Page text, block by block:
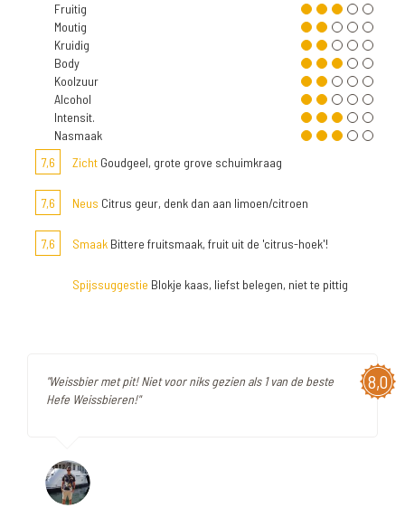
Fruitig
Moutig
Kruidig
Body
Koolzuur
Alcohol
Intensit.
Nasmaak
7,6
Zicht Goudgeel, grote grove schuimkraag
7,6 Neus Citrus geur, denk dan aan limoen/citroen
7,6 Smaak Bittere fruitsmaak, fruit uit de 'citrus-hoek'!
Spijssuggestie Blokje kaas, liefst belegen, niet te pittig
8,0
"Weissbier met pit! Niet voor niks gezien als 1 van de beste
Hefe Weissbieren!"